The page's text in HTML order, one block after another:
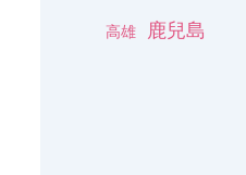
高雄 鹿兒島